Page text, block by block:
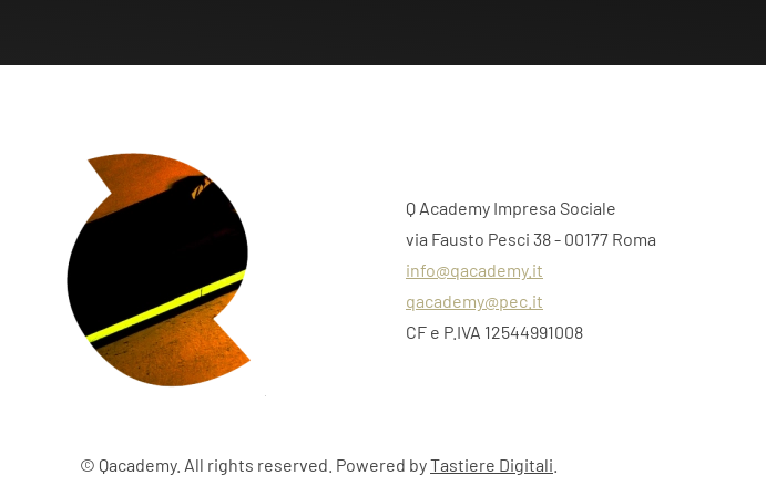
Q Academy Impresa Sociale
via Fausto Pesci 38 - 00177 Roma
info@qacademy.it
qacademy@pec.it
CF e P.IVA 12544991008
© Qacademy. All rights reserved. Powered byTastiere Digitali